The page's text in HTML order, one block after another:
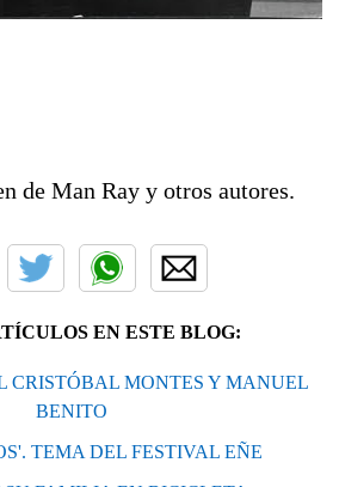
de Man Ray y otros autores.
EN ESTE BLOG:
CRISTÓBAL MONTES Y MANUEL
BENITO
TEMA DEL FESTIVAL EÑE